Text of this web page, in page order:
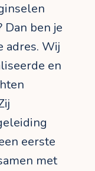
ben je
adres. Wij
en
eerste
met